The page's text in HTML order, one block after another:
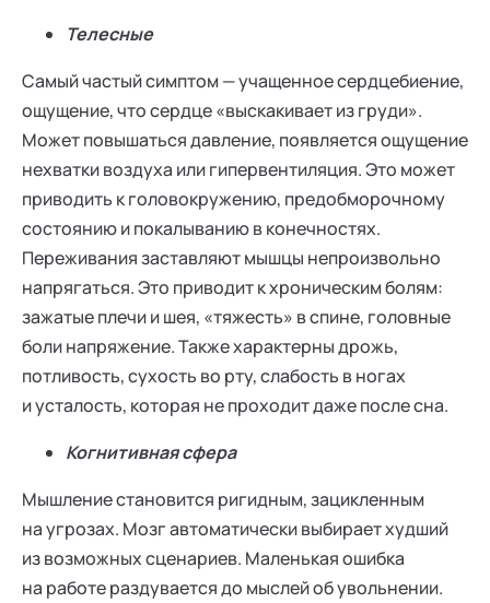
Телесные
Самый частый симптом — учащенное сердцебиение,
ощущение, что сердце «выскакивает из груди».
Может повышаться давление, появляется ощущение
нехватки воздуха или гипервентиляция. Это может
приводить к головокружению, предобморочному
состоянию и покалыванию в конечностях.
Переживания заставляют мышцы непроизвольно
напрягаться. Это приводит к хроническим болям:
зажатые плечи и шея, «тяжесть» в спине, головные
боли напряжение. Также характерны дрожь,
потливость, сухость во рту, слабость в ногах
и усталость, которая не проходит даже после сна.
Когнитивная сфера
Мышление становится ригидным, зацикленным
на угрозах. Мозг автоматически выбирает худший
из возможных сценариев. Маленькая ошибка
на работе раздувается до мыслей об увольнении.